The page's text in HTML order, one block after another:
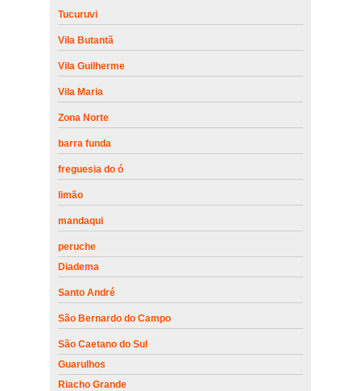
Tucuruvi
Vila Butantã
Vila Guilherme
Vila Maria
Zona Norte
barra funda
freguesia do ó
limão
mandaqui
peruche
Diadema
Santo André
São Bernardo do Campo
São Caetano do Sul
Guarulhos
Riacho Grande